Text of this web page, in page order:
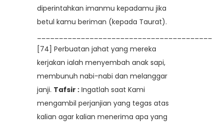
diperintahkan imanmu kepadamu jika
betul kamu beriman (kepada Taurat).
[74] Perbuatan jahat yang mereka
kerjakan ialah menyembah anak sapi,
membunuh nabi-nabi dan melanggar
janji. Tafsir : Ingatlah saat Kami
mengambil perjanjian yang tegas atas
kalian agar kalian menerima apa yang